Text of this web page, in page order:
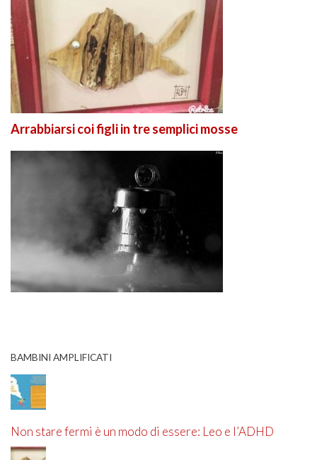
Arrabbiarsi coi figli in tre semplici mosse
BAMBINI AMPLIFICATI
Non stare fermi è un modo di essere: Leo e l’ADHD